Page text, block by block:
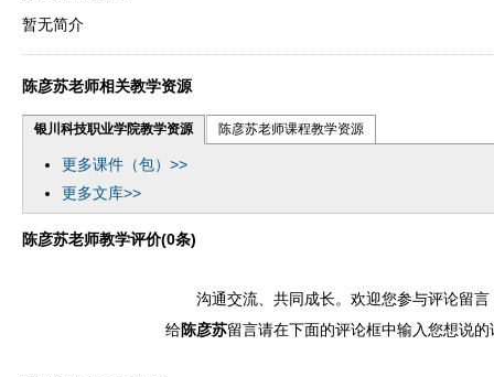
暂无简介
陈彦苏老师相关教学资源
银川科技职业学院教学资源 陈彦苏老师课程教学资源
更多课件（包）>>
更多文库>>
陈彦苏老师教学评价(0条)
沟通交流、共同成长。欢迎您参与评论留言
给陈彦苏留言请在下面的评论框中输入您想说的